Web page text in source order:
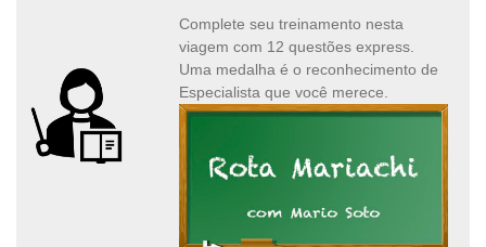
Complete seu treinamento nesta
viagem com 12 questões express.
Uma medalha é o reconhecimento de
Especialista que você merece.